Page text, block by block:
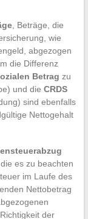
, Beträge, die
wie
abgezogen
die Differenz
Betrag zu
und die CRDS
sind ebenfalls
Nettogehalt
es zu beachten
im Laufe des
Nettobetrag
der